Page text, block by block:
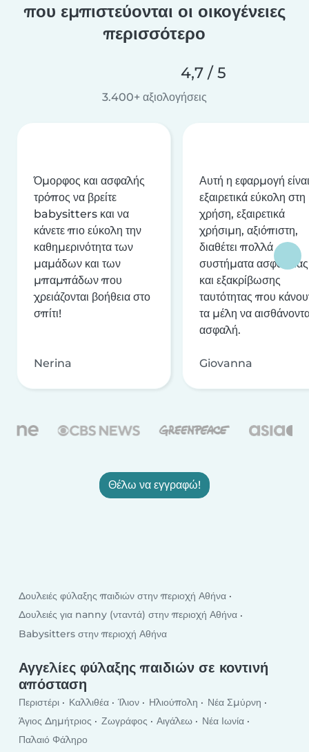
που εμπιστεύονται οι οικογένειες
περισσότερο
4,7 / 5
3.400+ αξιολογήσεις
Όμορφος και ασφαλής
τρόπος να βρείτε
babysitters και να
κάνετε πιο εύκολη την
καθημερινότητα των
μαμάδων και των
μπαμπάδων που
χρειάζονται βοήθεια στο
σπίτι!
Nerina
Αυτή η εφαρμογή είναι
εξαιρετικά εύκολη στη
χρήση, εξαιρετικά
χρήσιμη, αξιόπιστη,
διαθέτει πολλά
συστήματα ασφαλείας
και εξακρίβωσης
ταυτότητας που
τα μέλη να
ασφαλή.
Giovanna
Θέλω να εγγραφώ!
Δουλειές φύλαξης παιδιών στην περιοχή Αθήνα
Δουλειές για nanny (νταντά) στην περιοχή Αθήνα
Babysitters στην περιοχή Αθήνα
Αγγελίες φύλαξης παιδιών σε κοντινή
απόσταση
Περιστέρι Καλλιθέα Ίλιον Ηλιούπολη
Νέα Σμύρνη
Άγιος Δημήτριος
Ζωγράφος Αιγάλεω
Νέα Ιωνία
Παλαιό Φάληρο